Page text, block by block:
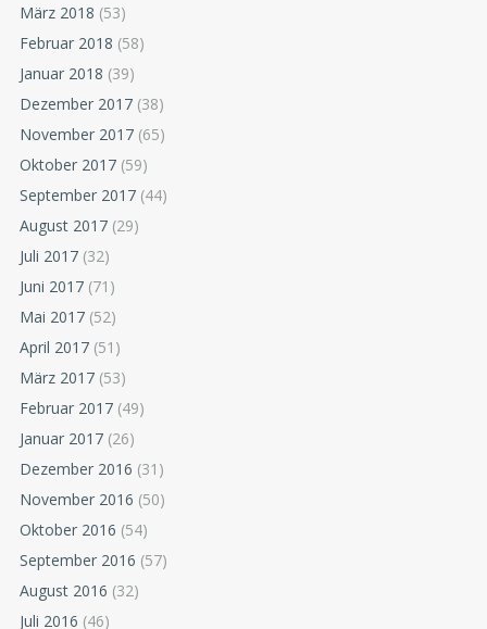
März 2018 (53)
Februar 2018 (58)
Januar 2018 (39)
Dezember 2017 (38)
November 2017 (65)
Oktober 2017 (59)
September 2017 (44)
August 2017 (29)
Juli 2017 (32)
Juni 2017 (71)
Mai 2017 (52)
April 2017 (51)
März 2017 (53)
Februar 2017 (49)
Januar 2017 (26)
Dezember 2016 (31)
November 2016 (50)
Oktober 2016 (54)
September 2016 (57)
August 2016 (32)
Juli 2016 (46)